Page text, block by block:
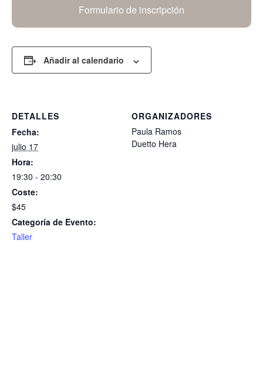
Formulario de inscripción
Añadir al calendario
DETALLES
Fecha:
julio 17
Hora:
19:30 - 20:30
Coste:
$45
Categoría de Evento:
Taller
ORGANIZADORES
Paula Ramos
Duetto Hera